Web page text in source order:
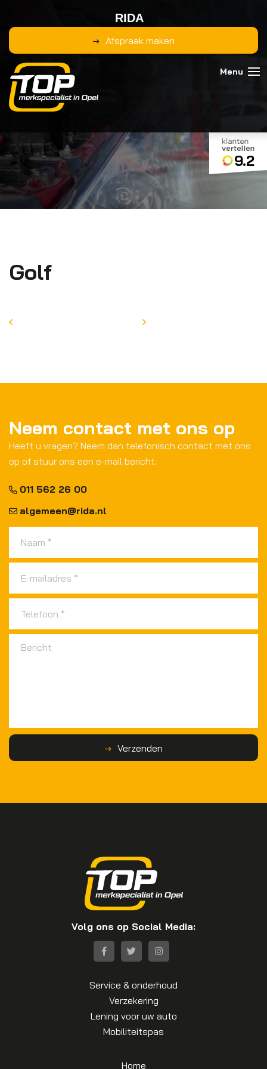
RIDA
Afspraak maken
9.2
Golf
Neem contact met ons op
Heeft u vragen? Neem dan telefonisch contact met ons
op of stuur ons een e-mail bericht.
011 562 26 00
algemeen@rida.nl
Verzenden
Volg ons op Social Media:
Service & onderhoud
Verzekering
Lening voor uw auto
Mobiliteitspas
Home